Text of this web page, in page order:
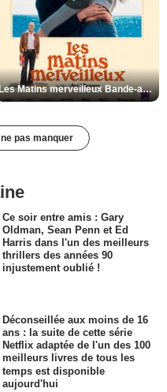
Les Matins merveilleux Bande-annonce VF
pas manquer
Ce soir entre amis : Gary
Oldman, Sean Penn et Ed
Harris dans l'un des meilleurs
thrillers des années 90
injustement oublié !
Déconseillée aux moins de 16
ans : la suite de cette série
Netflix adaptée de l'un des 100
meilleurs livres de tous les
temps est disponible
aujourd'hui